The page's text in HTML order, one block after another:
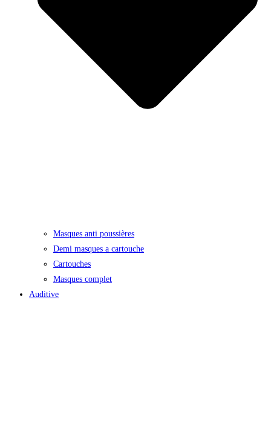
Masques anti poussières
Demi masques a cartouche
Cartouches
Masques complet
Auditive